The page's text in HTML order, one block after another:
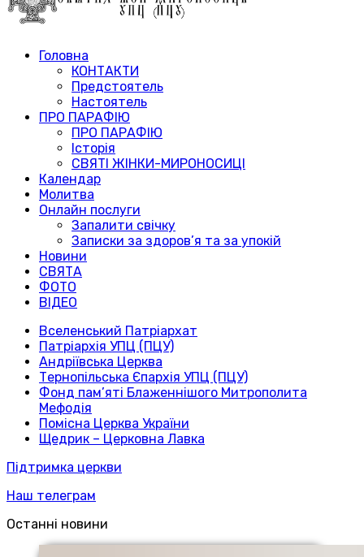
Головна
КОНТАКТИ
Предстоятель
Настоятель
ПРО ПАРАФІЮ
ПРО ПАРАФІЮ
Історія
СВЯТІ ЖІНКИ-МИРОНОСИЦІ
Календар
Молитва
Онлайн послуги
Запалити свічку
Записки за здоров’я та за упокій
Новини
СВЯТА
ФОТО
ВІДЕО
Вселенський Патріархат
Патріархія УПЦ (ПЦУ)
Андріївська Церква
Тернопільська Єпархія УПЦ (ПЦУ)
Фонд пам’яті Блаженнішого Митрополита
Мефодія
Помісна Церква України
Щедрик – Церковна Лавка
Підтримка церкви
Наш телеграм
Останні новини